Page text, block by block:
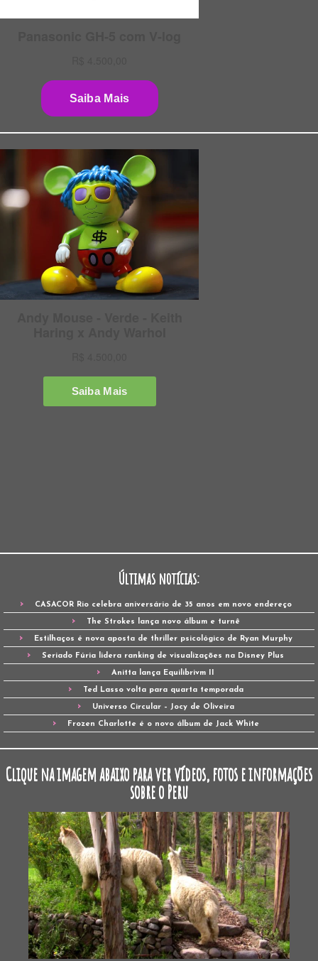
Últimas notícias:
CASACOR Rio celebra aniversário de 35 anos em novo endereço
The Strokes lança novo álbum e turnê
Estilhaços é nova aposta de thriller psicológico de Ryan Murphy
Seriado Fúria lidera ranking de visualizações na Disney Plus
Anitta lança Equilibrivm II
Ted Lasso volta para quarta temporada
Universo Circular – Jocy de Oliveira
Frozen Charlotte é o novo álbum de Jack White
Clique na imagem abaixo para ver vídeos, fotos e informações
sobre o Peru